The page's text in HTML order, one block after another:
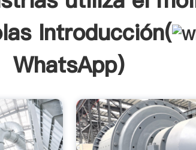
Introducción(
WhatsApp)